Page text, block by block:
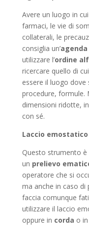
Avere un luogo in
farmaci, le vie di
collaterali, le
consiglia un’
utilizzare l’ordine
ricercare quello di
essere il luogo
procedure, formule.
dimensioni ridotte,
con sé.
Laccio emostatico
Questo strumento
un prelievo
operatore che si
ma anche in caso di
faccia comunque
utilizzare il laccio
oppure in corda o in